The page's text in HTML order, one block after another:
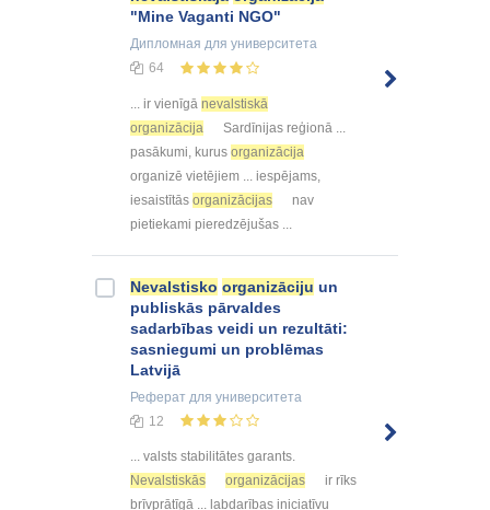
"Mine Vaganti NGO"
Дипломная для университета
64
... ir vienīgā nevalstiskā
organizācija
Sardīnijas reģionā ...
pasākumi, kurus organizācija
organizē vietējiem ... iespējams,
iesaistītās organizācijas
nav
pietiekami pieredzējušas ...
Nevalstisko organizāciju un
publiskās pārvaldes
sadarbības veidi un rezultāti:
sasniegumi un problēmas
Latvijā
Реферат для университета
12
... valsts stabilitātes garants.
Nevalstiskās
organizācijas
ir rīks
brīvprātīgā ... labdarības iniciatīvu